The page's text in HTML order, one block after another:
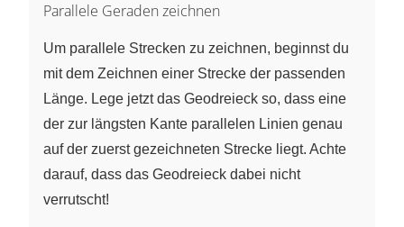
Parallele Geraden zeichnen
Um parallele Strecken zu zeichnen, beginnst du
mit dem Zeichnen einer Strecke der passenden
Länge. Lege jetzt das Geodreieck so, dass eine
der zur längsten Kante parallelen Linien genau
auf der zuerst gezeichneten Strecke liegt. Achte
darauf, dass das Geodreieck dabei nicht
verrutscht!